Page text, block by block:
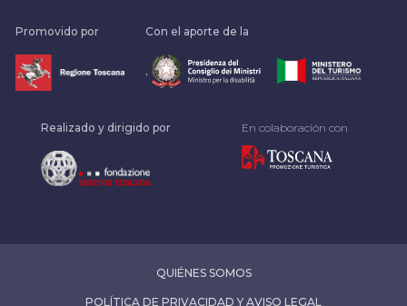
Promovido por Con el aporte de la
.
Realizado y dirigido por En colaboración con
QUIÉNES SOMOS
POLÍTICA DE PRIVACIDAD Y AVISO LEGAL